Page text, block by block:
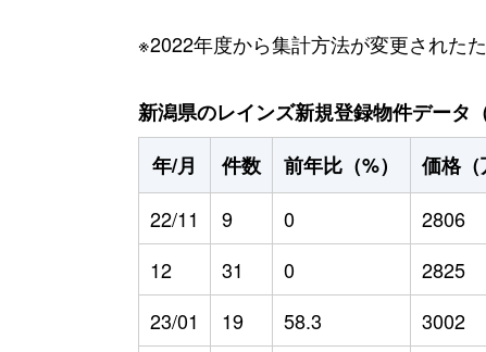
※2022年度から集計方法が変更された
新潟県のレインズ新規登録物件データ
年/月
件数 前年比（%） 価格（
22/11
9 0 2806
12
31 0 2825
23/01
19 58.3 3002